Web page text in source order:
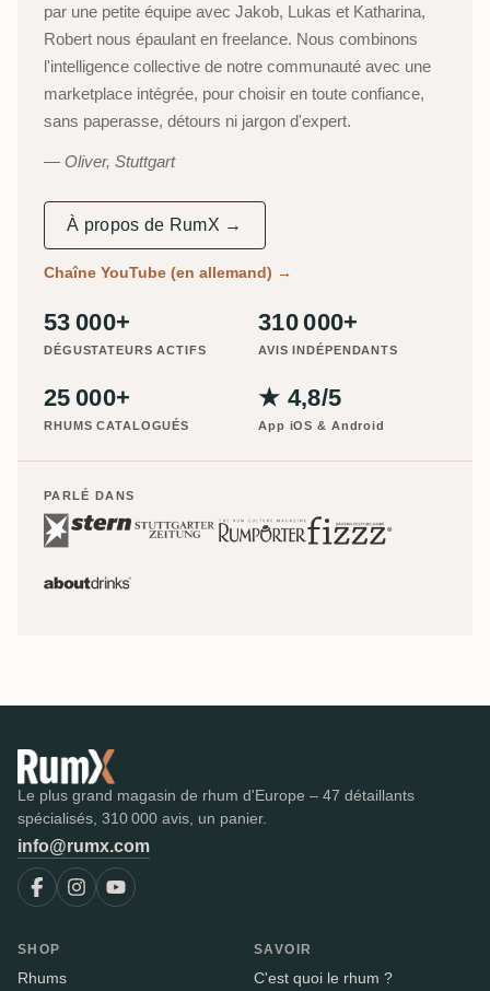
par une petite équipe avec Jakob, Lukas et Katharina,
Robert nous épaulant en freelance. Nous combinons
l'intelligence collective de notre communauté avec une
marketplace intégrée, pour choisir en toute confiance,
sans paperasse, détours ni jargon d'expert.
Oliver, Stuttgart
À propos de RumX →
Chaîne YouTube (en allemand) →
53 000+
DÉGUSTATEURS ACTIFS
310 000+
AVIS INDÉPENDANTS
25 000+
RHUMS CATALOGUÉS
★ 4,8/5
App iOS & Android
PARLÉ DANS
Le plus grand magasin de rhum d'Europe – 47 détaillants
spécialisés, 310 000 avis, un panier.
info@rumx.com
SHOP
Rhums
SAVOIR
C'est quoi le rhum ?